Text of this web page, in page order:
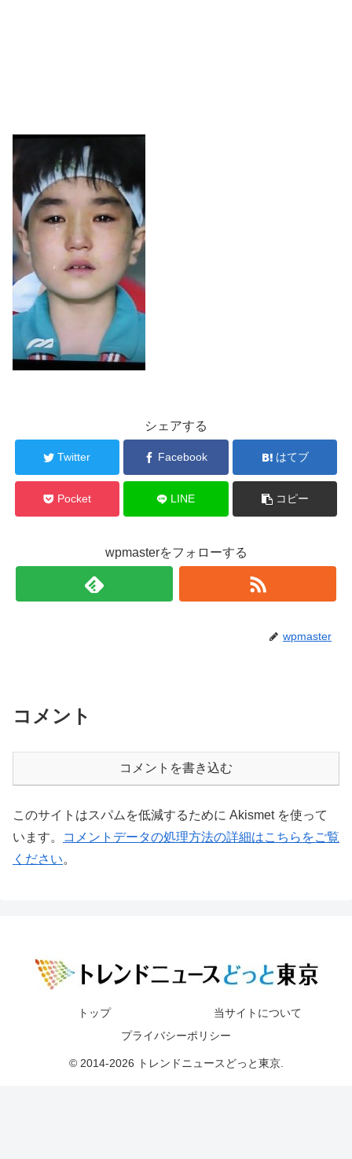
シェアする
Twitter Facebook はてブ
Pocket LINE コピー
wpmasterをフォローする
wpmaster
コメント
コメントを書き込む
このサイトはスパムを低減するために Akismet を使って
います。
コメントデータの処理方法の詳細はこちらをご覧
ください。
トップ
当サイトについて
プライバシーポリシー
© 2014-2026 トレンドニュースどっと東京.